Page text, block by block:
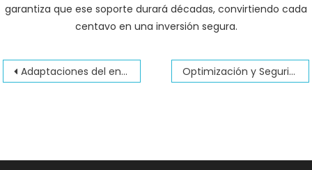
garantiza que ese soporte durará décadas, convirtiendo cada
centavo en una inversión segura.
Navegación
Adaptaciones del entorno para personas con esclerosis múltiple Optimización y Seguridad: El Rol Vital de las Barras de Seguridad Abatibles en Hospitales